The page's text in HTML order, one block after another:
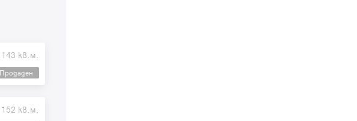
143 кв.м.
Продаден
152 кв.м.